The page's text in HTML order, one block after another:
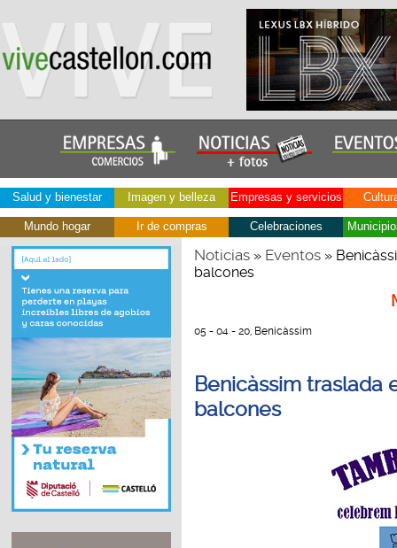
Salud y bienestar Imagen y belleza Empresas y servicios
Mundo hogar Ir de compras Celebraciones
Noticias» Eventos»
balcones
05 - 04 - 20, Benicàssim
Benicàssim traslada
balcones